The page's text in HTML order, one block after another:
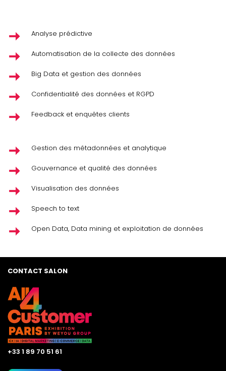
Analyse prédictive
Automatisation de la collecte des données
Big Data et gestion des données
Confidentialité des données et RGPD
Feedback et enquêtes clients
Gestion des métadonnées et analytique
Gouvernance et qualité des données
Visualisation des données
Speech to text
Open Data, Data mining et exploitation de données
CONTACT SALON
+33 1 89 70 51 61